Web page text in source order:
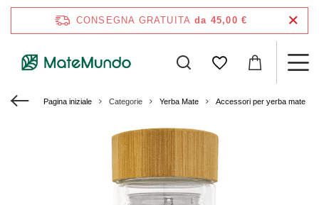
CONSEGNA GRATUITA da 45,00 €
Pagina iniziale Categorie Yerba Mate Accessori per yerba mate